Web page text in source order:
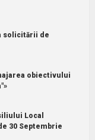
solicitării de
obiectivului
Local
30 Septembrie